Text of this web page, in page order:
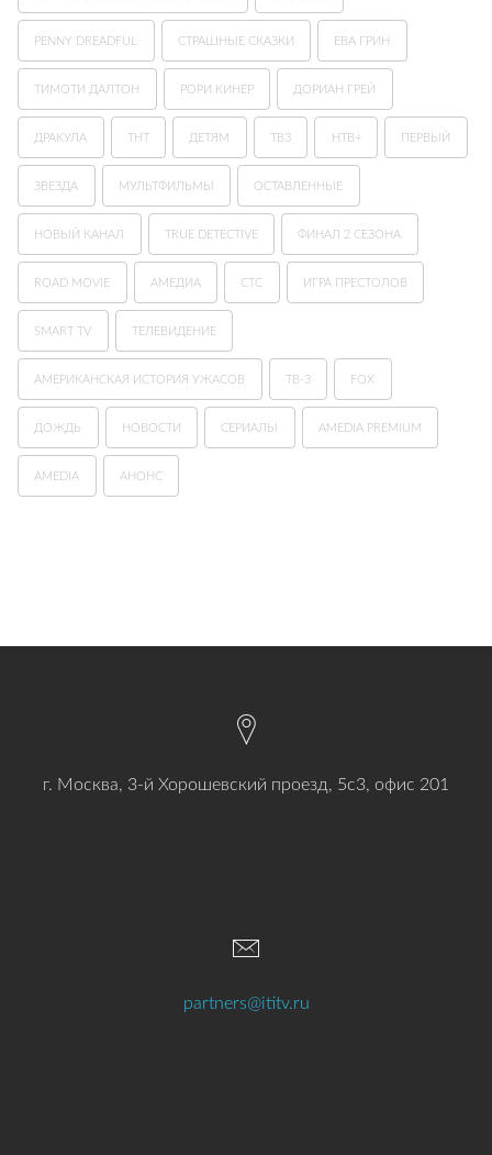
PENNY DREADFUL СТРАШНЫЕ СКАЗКИ ЕВА ГРИН
ТИМОТИ ДАЛТОН РОРИ КИНЕР ДОРИАН ГРЕЙ
ДРАКУЛА ТНТ ДЕТЯМ ТВ3 НТВ+ ПЕРВЫЙ
ЗВЕЗДА МУЛЬТФИЛЬМЫ ОСТАВЛЕННЫЕ
НОВЫЙ КАНАЛ TRUE DETECTIVE ФИНАЛ 2 СЕЗОНА
ROAD MOVIE АМЕДИА СТС ИГРА ПРЕСТОЛОВ
SMART TV ТЕЛЕВИДЕНИЕ
АМЕРИКАНСКАЯ ИСТОРИЯ УЖАСОВ ТВ-3 FOX
ДОЖДЬ НОВОСТИ СЕРИАЛЫ AMEDIA PREMIUM
AMEDIA АНОНС
г. Москва, 3-й Хорошевский проезд, 5с3, офис 201
partners@ititv.ru